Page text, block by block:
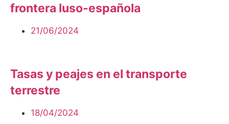
frontera luso-española
21/06/2024
Tasas y peajes en el transporte
terrestre
18/04/2024